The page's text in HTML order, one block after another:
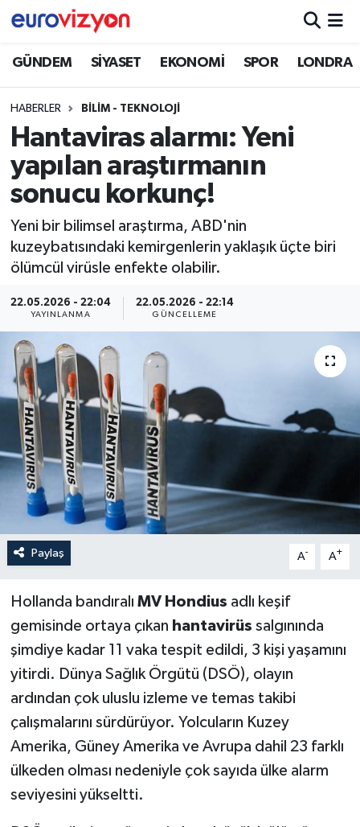
GÜNDEM SİYASET EKONOMİ SPOR LONDRA
HABERLER BİLİM - TEKNOLOJİ
Hantaviras alarmı: Yeni
yapılan araştırmanın
sonucu korkunç!
Yeni bir bilimsel araştırma, ABD'nin
kuzeybatısındaki kemirgenlerin yaklaşık üçte biri
ölümcül virüsle enfekte olabilir.
22.05.2026 - 22:04
YAYINLANMA
22.05.2026 - 22:14
GÜNCELLEME
Paylaş A- A+
Hollanda bandıralı MV Hondius adlı keşif
gemisinde ortaya çıkan hantavirüs salgınında
şimdiye kadar 11 vaka tespit edildi, 3 kişi yaşamını
yitirdi. Dünya Sağlık Örgütü (DSÖ), olayın
ardından çok uluslu izleme ve temas takibi
çalışmalarını sürdürüyor. Yolcuların Kuzey
Amerika, Güney Amerika ve Avrupa dahil 23 farklı
ülkeden olması nedeniyle çok sayıda ülke alarm
seviyesini yükseltti.